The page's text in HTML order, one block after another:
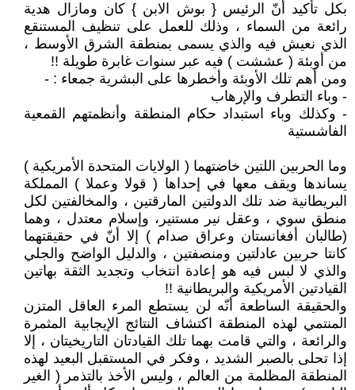
بكل تأكيد أنّ الرئيس { بوش الابن } كان ومازال هدية
رائعة من السماء ، وذلك للعمل على تنظيف المستنقع
الذي نعيش فيه والذي يسمى بمنطقة الشرق الأوسط ،
من أوبئة ( عششت ) فيه عبر سنوات غابرة طويلة !!
ومن أهم تلك الأوبئة وأخطرها على البشرية جمعاء : -
- وباء التطرف والإرهاب
- وكذلك وباء استبداد حكام المنطقة وأنظمتهم القمعية
الفاشستية
وما الحربين اللتين خاضتهما ( الولايات المتحدة الأمريكية )
يساندها ويقف معها في إحداها ( قولا وعملا ) المملكة
البريطانية ضد تلك الدولتين المارقتين ، والمخالفتين لكل
منطق سوي ، وعقل نير مستنير، وإسلام معتدل ، وهما
(طالبان أفغانستان وعراق صدام ) إلا أنّ في حقيقتهما
كانتا حربين عادلتين ومنصفتين ، والدليل الواضح والجلي
والذي لا لبس فيه هو إعادة انتخاب وتجديد الثقة بهاتين
القيادتين الأمريكية والبريطانية !!
والحقيقة الساطعة أنّه لن يستطع المرء العاقل المتزن
المنتمي لهذه المنطقة اكتشاف النتائج الإيجابية المثمرة
والرائعة ، والتي قامت بهما تلك القيادتان التاريخيتان ، إلا
إذا تحلى بالصبر الشديد ، وفكر في المستقبل البعيد لهذه
المنطقة المظلمة من العالم ، وليس الأخذ بالتذمر ( الغير